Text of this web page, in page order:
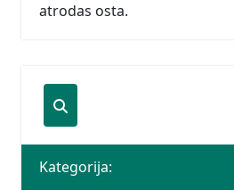
atrodas osta.
Kategorija: